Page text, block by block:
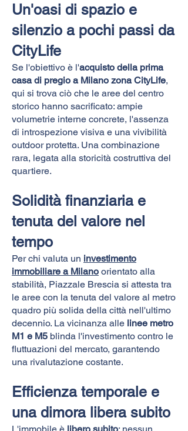
Un'oasi di spazio e
silenzio a pochi passi da
CityLife
Se l'obiettivo è l'acquisto della prima
casa di pregio a Milano zona CityLife,
qui si trova ciò che le aree del centro
storico hanno sacrificato: ampie
volumetrie interne concrete, l'assenza
di introspezione visiva e una vivibilità
outdoor protetta. Una combinazione
rara, legata alla storicità costruttiva del
quartiere.
Solidità finanziaria e
tenuta del valore nel
tempo
Per chi valuta un investimento
immobiliare a Milano orientato alla
stabilità, Piazzale Brescia si attesta tra
le aree con la tenuta del valore al metro
quadro più solida della città nell'ultimo
decennio. La vicinanza alle linee metro
M1 e M5 blinda l'investimento contro le
fluttuazioni del mercato, garantendo
una rivalutazione costante.
Efficienza temporale e
una dimora libera subito
L'immobile è libero subito: nessun